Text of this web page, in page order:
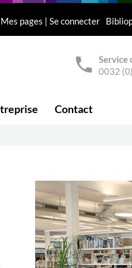
Mes pages | Se connecter
Service
0032
Contact